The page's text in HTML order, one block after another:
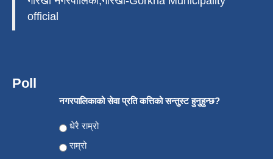
official
Poll
नगरपालिकाको सेवा प्रति कत्तिको सन्तुस्ट हुनुहुन्छ?
Choices
धेरै राम्रो
राम्रो